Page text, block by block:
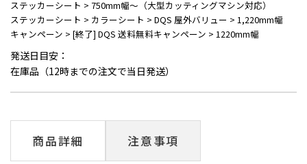
ステッカーシート > 750mm幅～（大型カッティングマシン対応）
ステッカーシート > カラーシート > DQS 屋外バリュー > 1,220mm幅
キャンペーン > [終了] DQS 送料無料キャンペーン > 1220mm幅
発送日目安：
在庫品（12時までの注文で当日発送）
商品詳細 注意事項